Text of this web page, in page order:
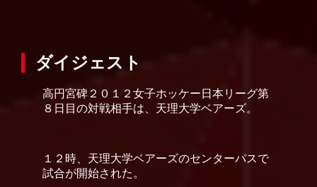
ダイジェスト
高円宮碑２０１２女子ホッケー日本リーグ第
８日目の対戦相手は、天理大学ベアーズ。
１２時、天理大学ベアーズのセンターパスで
試合が開始された。